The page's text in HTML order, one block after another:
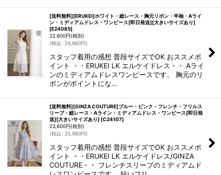
[送料無料][ERUKEI]ホワイト・総レース・胸元リボン・半袖・Aライ
ン・ミディアムドレス・ワンピース[即日発送][大きいサイズあり]
[E24085]
22,600円(税別)
(税込 : 24,860円)
スタッフ着用の感想 普段サイズでOK おススメポ
イント ・・ERUKEI LK エルケイドレス・・ Aライ
ンのミディアムドレスワンピースです。 胸元のリ
ボンがポイントにな…
[送料無料][GINZA COUTURE]ブルー・ピンク・フレンチ・フリルス
リーブ・総レース・Aライン・ミディアムドレス・ワンピース[即日発
送][大きいサイズあり] [C24107]
23,600円(税別)
(税込 : 25,960円)
スタッフ着用の感想 普段サイズでOK おススメポ
イント ・・ERUKEI LK エルケイドレス/GINZA
COUTURE・・ フレンチスリーブのミディアムド